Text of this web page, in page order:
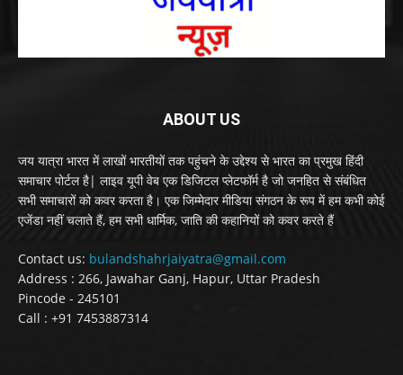
ABOUT US
जय यात्रा भारत में लाखों भारतीयों तक पहुंचने के उद्देश्य से भारत का प्रमुख हिंदी
समाचार पोर्टल है| लाइव यूपी वेब एक डिजिटल प्लेटफॉर्म है जो जनहित से संबंधित
सभी समाचारों को कवर करता है। एक जिम्मेदार मीडिया संगठन के रूप में हम कभी कोई
एजेंडा नहीं चलाते हैं, हम सभी धार्मिक, जाति की कहानियों को कवर करते हैं
Contact us: bulandshahrjaiyatra@gmail.com
Address : 266, Jawahar Ganj, Hapur, Uttar Pradesh
Pincode - 245101
Call : +91 7453887314